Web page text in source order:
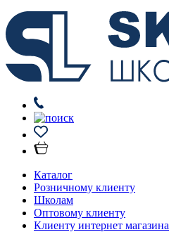
Каталог
Розничному клиенту
Школам
Оптовому клиенту
Клиенту интернет магазина